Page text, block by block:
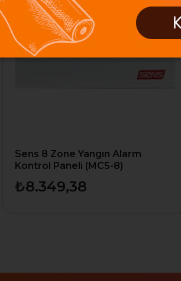
Sens 8 Zone Yangın Alarm
Kontrol Paneli (MC5-8)
₺8.349,38